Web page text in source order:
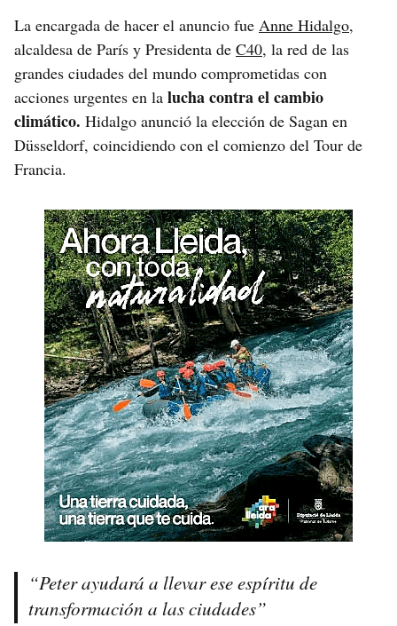
La encargada de hacer el anuncio fue Anne Hidalgo,
alcaldesa de París y Presidenta de C40, la red de las
grandes ciudades del mundo comprometidas con
acciones urgentes en la lucha contra el cambio
climático. Hidalgo anunció la elección de Sagan en
Düsseldorf, coincidiendo con el comienzo del Tour de
Francia.
“Peter ayudará a llevar ese espíritu de
transformación a las ciudades”